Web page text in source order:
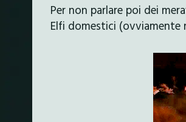
Per non parlare poi dei
Elfi domestici